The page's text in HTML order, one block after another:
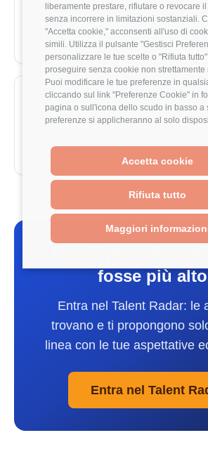
liberamente prestare, rifiutare o revocare
senza incorrere in limitazioni sostanziali.
"Accetta cookie," acconsenti all'uso di
simili. Utilizza il pulsante "Gestisci
personalizzare le tue scelte o "Rifiuta
proseguire senza cookie non strettamente
Puoi modificare le tue preferenze in
cliccando sul link "Preferenze Cookie" in
pagina o sull'icona dello scudo in basso a
preferenze si applicheranno al solo
Accetta cookie
Rifiuta tutto
Maggiori
Capisci se un'offerta è davvero
Calcola ora →
Effetto Smart-Working
Quanto risparmi lavorando da casa
Calcola ora →
fosse più
Entra nel Talent Radar: le
trovano e ti propongono
linea con le tue aspettative
Entra nel Talent